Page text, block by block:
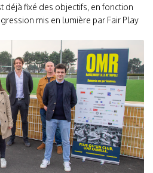
déjà fixé des objectifs, en fonction
mis en lumière par Fair Play